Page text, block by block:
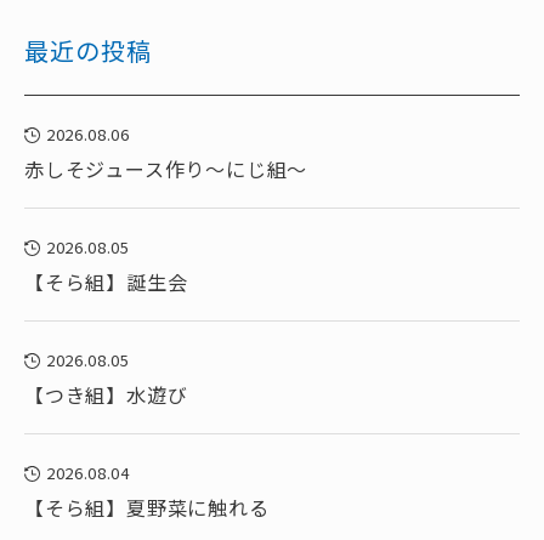
最近の投稿
2026.08.06
赤しそジュース作り～にじ組～
2026.08.05
【そら組】誕生会
2026.08.05
【つき組】水遊び
2026.08.04
【そら組】夏野菜に触れる